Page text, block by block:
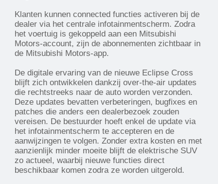
Klanten kunnen connected functies activeren bij de
dealer via het centrale infotainmentscherm. Zodra
het voertuig is gekoppeld aan een Mitsubishi
Motors-account, zijn de abonnementen zichtbaar in
de Mitsubishi Motors-app.
De digitale ervaring van de nieuwe Eclipse Cross
blijft zich ontwikkelen dankzij over-the-air updates
die rechtstreeks naar de auto worden verzonden.
Deze updates bevatten verbeteringen, bugfixes en
patches die anders een dealerbezoek zouden
vereisen. De bestuurder hoeft enkel de update via
het infotainmentscherm te accepteren en de
aanwijzingen te volgen. Zonder extra kosten en met
aanzienlijk minder moeite blijft de elektrische SUV
zo actueel, waarbij nieuwe functies direct
beschikbaar komen zodra ze worden uitgerold.